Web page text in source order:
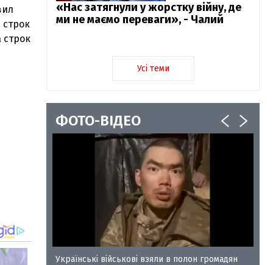
строк
строк
«Нас затягнули у жорстку війну, де
ми не маємо переваги», - Чалий
Усі теми
ФОТО-ВІДЕО
35
Українські військові взяли в полон громадян